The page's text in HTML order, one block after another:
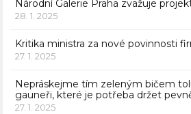
Národní Galerie Praha zvažuje
28. 1. 2025
Kritika ministra za nové povinnosti
27. 1. 2025
Nepráskejme tím zeleným bičem
gauneři, které je potřeba držet
27. 1. 2025